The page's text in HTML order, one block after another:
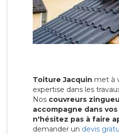
Toiture Jacquin met à
expertise dans les
Nos couvreurs
accompagne dans
n'hésitez pas à faire
demander un devis